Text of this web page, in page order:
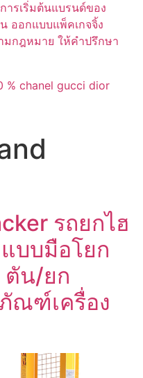
ารเริ่มต้นแบรนด์ของ
ออกแบบแพ็คเกจจิ้ง
มกฎหมาย ให้คำปรึกษา
% chanel gucci dior
รถยกไฮ
บบมือโยก
ตัน/ยก
ณฑ์เครื่อง